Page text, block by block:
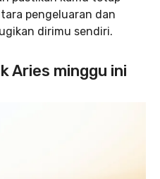
pengeluaran dan
dirimu sendiri.
Aries minggu ini